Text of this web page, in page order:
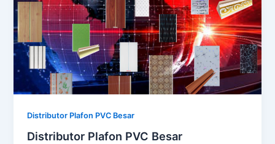
Distributor Plafon PVC Besar
Distributor Plafon PVC Besar